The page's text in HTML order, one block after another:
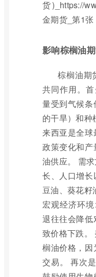
影响棕榈油
棕榈油期
共同作用。
量受到气候
的干旱）和种
来西亚是全
政策变化和
油供应。 需
长、人口增
豆油、葵花籽
宏观经济环
退往往会降
致价格下跌。
榈油价格，
交易。 再次